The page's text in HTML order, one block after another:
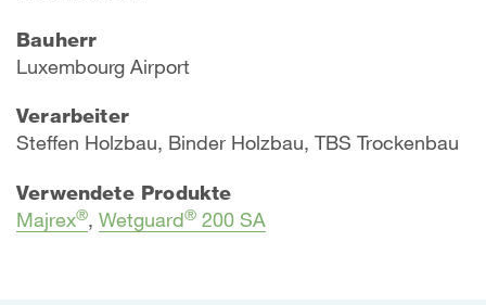
Bauherr
Luxembourg Airport
Verarbeiter
Steffen Holzbau, Binder Holzbau, TBS Trockenbau
Verwendete Produkte
Majrex®, Wetguard® 200 SA